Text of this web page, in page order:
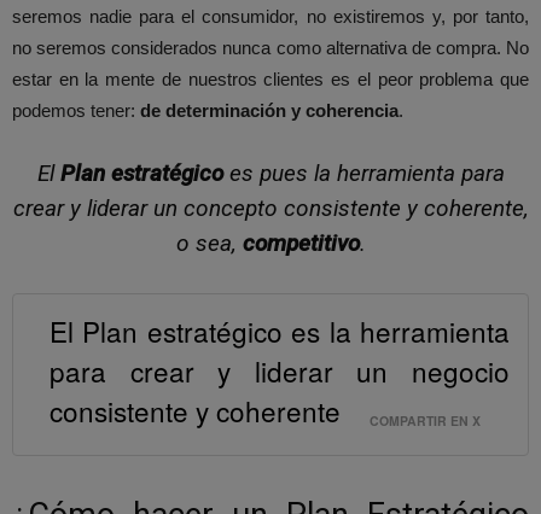
seremos nadie para el consumidor, no existiremos y, por tanto,
no seremos considerados nunca como alternativa de compra. No
estar en la mente de nuestros clientes es el peor problema que
podemos tener: de determinación y coherencia.
ElPlan estratégicoes pues la herramienta para
crear y liderar un concepto consistente y coherente,
o sea, competitivo.
El Plan estratégico es la herramienta
para crear y liderar un negocio
consistente y coherente
COMPARTIR EN X